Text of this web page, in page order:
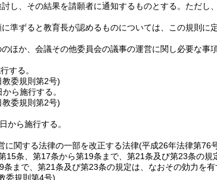
し、その結果を請願者に通知するものとする。 ただし
準ずると教育長が認めるものについては、この規則に
ほか、会議その他委員会の議事の運営に関し必要な事
する。
教委規則第2号)
ら施行する。
教委規則第2号)
から施行する。
に関する法律の一部を改正する法律(平成26年法律第76
15条、第17条から第19条まで、第21条及び第23条の
まで、第21条及び第23条の規定は、なおその効力を有
委規則第4号)